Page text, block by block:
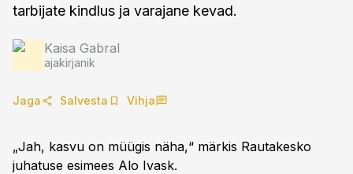
tarbijate kindlus ja varajane kevad.
Kaisa Gabral
ajakirjanik
Jaga Salvesta Vihja
„Jah, kasvu on müügis näha,“ märkis Rautakesko
juhatuse esimees Alo Ivask.